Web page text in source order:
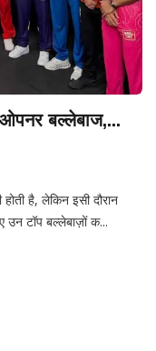
बल्लेबाज,...
है, लेकिन इसी दौरान
उन टॉप बल्लेबाज़ों क...